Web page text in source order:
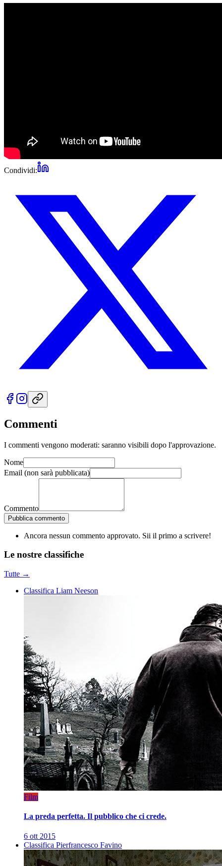
Condividi:
Commenti
I commenti vengono moderati: saranno visibili dopo l'approvazione.
Nome
Email (non sarà pubblicata)
Commento
Pubblica commento
Ancora nessun commento approvato. Sii il primo a scrivere!
Le nostre classifiche
Tutte →
Classifica Liam Neeson
Film
La preda perfetta. Il pubblico che ci crede.
6 ott 2015
Classifica Pierfrancesco Favino